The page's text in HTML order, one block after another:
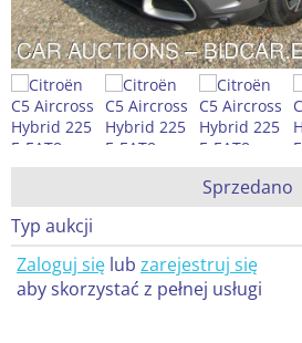
Sprzedano
Typ aukcji
Zaloguj się lub zarejestruj się
aby skorzystać z pełnej usługi